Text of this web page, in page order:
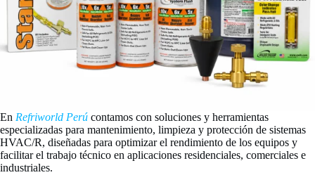
En Refriworld Perú contamos con soluciones y herramientas
especializadas para mantenimiento, limpieza y protección de sistemas
HVAC/R, diseñadas para optimizar el rendimiento de los equipos y
facilitar el trabajo técnico en aplicaciones residenciales, comerciales e
industriales.